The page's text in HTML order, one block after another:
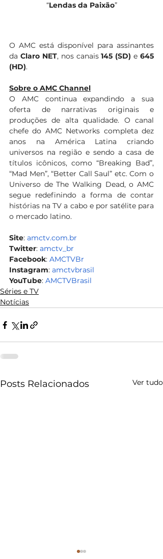
“Lendas da Paixão”
O AMC está disponível para assinantes
da Claro NET, nos canais 145 (SD) e 645
(HD).
Sobre o AMC Channel
O AMC continua expandindo a sua
oferta de narrativas originais e
produções de alta qualidade. O canal
chefe do AMC Networks completa dez
anos na América Latina criando
universos na região e sendo a casa de
títulos icônicos, como “Breaking Bad”,
“Mad Men”, “Better Call Saul” etc. Com o
Universo de The Walking Dead, o AMC
segue redefinindo a forma de contar
histórias na TV a cabo e por satélite para
o mercado latino.
Site: amctv.com.br
Twitter: amctv_br
Facebook: AMCTVBr
Instagram: amctvbrasil
YouTube: AMCTVBrasil
Séries e TV
Notícias
Posts Relacionados Ver tudo